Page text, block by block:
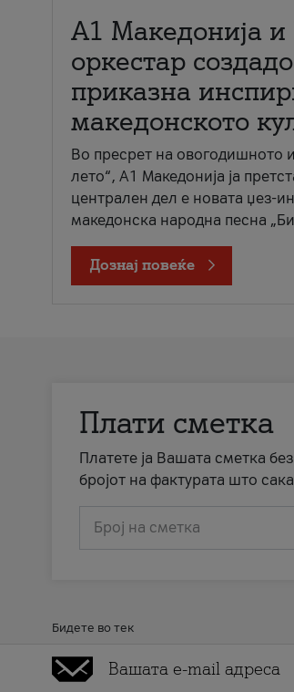
А1 Македонија
оркестар
приказна
македонското
Во пресрет на овогодишното
лето“, А1 Македонија ја
централен дел е новата џез-
македонска народна песна
Дознај повеќе
Плати сметка
Платете ја Вашата сметка
бројот на фактурата што
Број на сметка
Бидете во тек